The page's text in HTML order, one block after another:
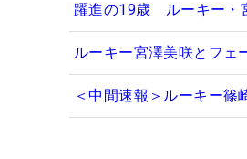
躍進の19歳 ルーキー・
ルーキー宮澤美咲とフ
＜中間速報＞ルーキー